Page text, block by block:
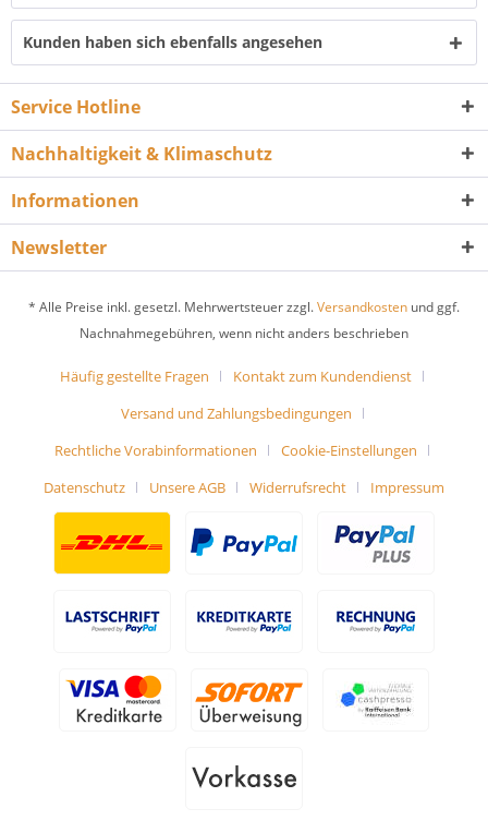
Kunden haben sich ebenfalls angesehen
Service Hotline
Nachhaltigkeit & Klimaschutz
Informationen
Newsletter
* Alle Preise inkl. gesetzl. Mehrwertsteuer zzgl.Versandkosten und ggf.
Nachnahmegebühren, wenn nicht anders beschrieben
Häufig gestellte Fragen
Kontakt zum Kundendienst
Versand und Zahlungsbedingungen
Rechtliche Vorabinformationen
Cookie-Einstellungen
Datenschutz
Unsere AGB Widerrufsrecht Impressum